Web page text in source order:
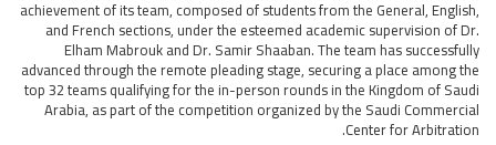
achievement of its team, composed of students from the General, English,
and French sections, under the esteemed academic supervision of Dr.
Elham Mabrouk and Dr. Samir Shaaban. The team has successfully
advanced through the remote pleading stage, securing a place among the
top 32 teams qualifying for the in-person rounds in the Kingdom of Saudi
Arabia, as part of the competition organized by the Saudi Commercial
Center for Arbitration.